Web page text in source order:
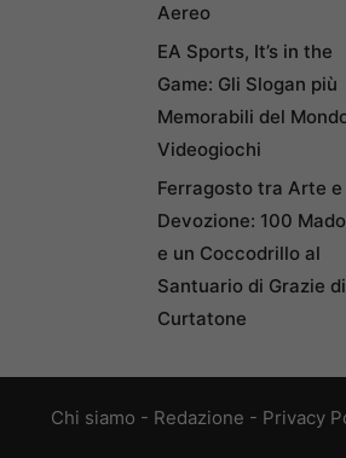
Aereo
EA Sports, It’s in the
Game: Gli Slogan più
Memorabili del
Videogiochi
Ferragosto tra Arte e
Devozione: 100
e un Coccodrillo al
Santuario di Grazie di
Curtatone
Chi siamo - Redazione - Privacy